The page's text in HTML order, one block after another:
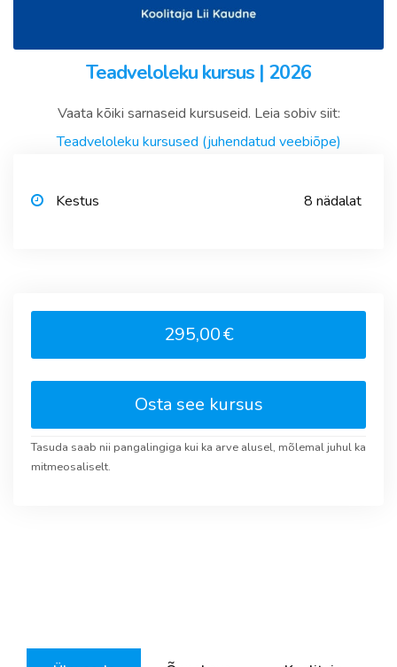
Teadveloleku kursus | 2026
Vaata kõiki sarnaseid kursuseid. Leia sobiv siit:
Teadveloleku kursused (juhendatud veebiõpe)
Kestus 8 nädalat
295,00€
Osta see kursus
Tasuda saab nii pangalingiga kui ka arve alusel, mõlemal juhul ka
mitmeosaliselt.